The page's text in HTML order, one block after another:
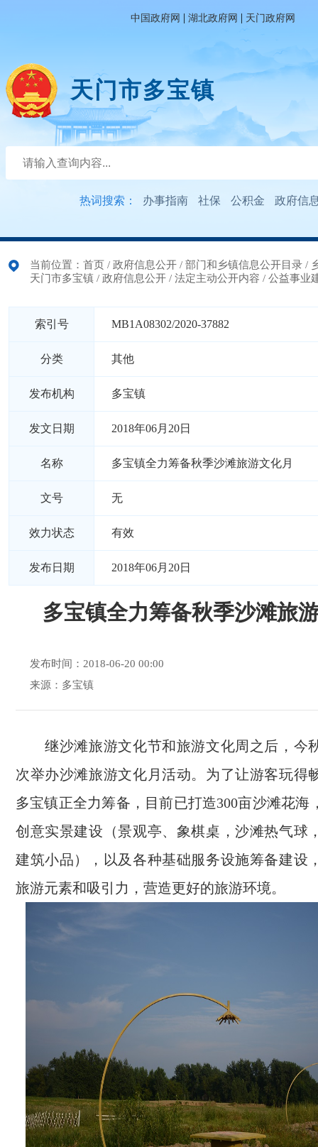
中国政府网 | 湖北政府网 | 天门政府网
天门市多宝镇
热词搜索： 办事指南 社保 公积金 政府信
当前位置： 首页 / 政府信息公开 / 部门和乡镇信息公开目录 /
天门市多宝镇 / 政府信息公开 / 法定主动公开内容 / 公益事业
索引号 MB1A08302/2020-37882
分类 其他
发布机构 多宝镇
发文日期 2018年06月20日
名称 多宝镇全力筹备秋季沙滩旅游文化月
文号 无
效力状态 有效
发布日期 2018年06月20日
多宝镇全力筹备秋季沙滩旅
发布时间：2018-06-20 00:00
来源：多宝镇
继沙滩旅游文化节和旅游文化周之后，今
次举办沙滩旅游文化月活动。为了让游客玩得
多宝镇正全力筹备，目前已打造300亩沙滩花海
创意实景建设（景观亭、象棋桌，沙滩热气球
建筑小品），以及各种基础服务设施筹备建设
旅游元素和吸引力，营造更好的旅游环境。